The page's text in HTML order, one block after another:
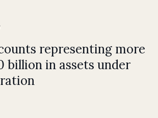
representing more
billion in assets under